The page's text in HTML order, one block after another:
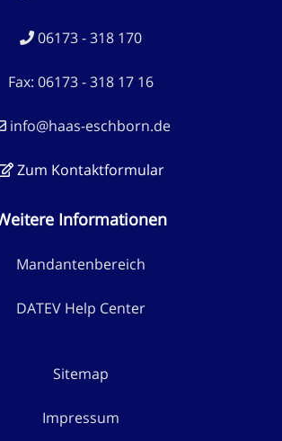
06173 - 318 170
Fax: 06173 - 318 17 16
info@haas-eschborn.de
Zum Kontaktformular
Informationen
Mandantenbereich
DATEV Help Center
Sitemap
Impressum